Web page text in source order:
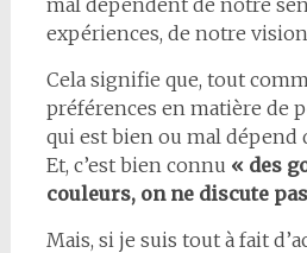
expériences, de notre
Cela signifie que, tout
préférences en matière de
qui est bien ou mal dépend
Et, c’est bien connu « des
couleurs, on ne discute
Mais, si je suis tout à fait